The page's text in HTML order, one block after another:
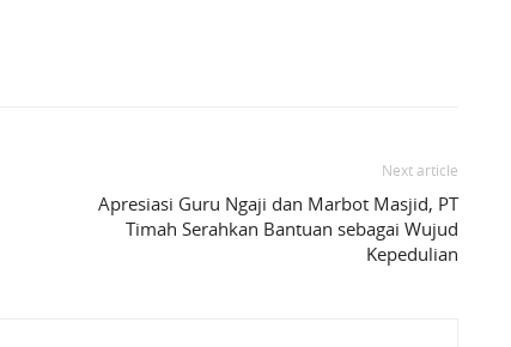
Next article
Apresiasi Guru Ngaji dan Marbot Masjid, PT
Timah Serahkan Bantuan sebagai Wujud
Kepedulian